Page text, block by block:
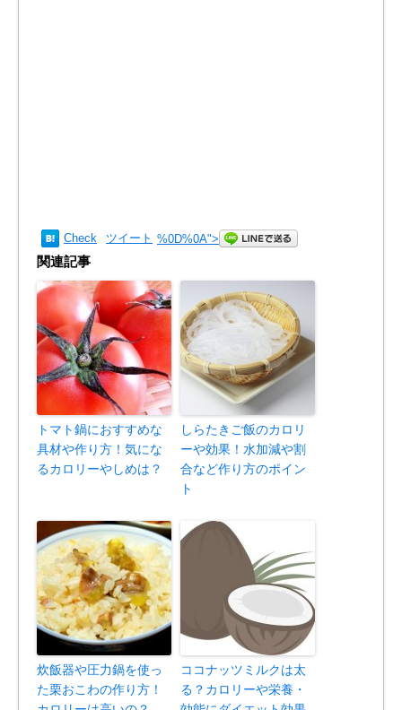
Check ツイート %0D%0A">
関連記事
トマト鍋におすすめな
具材や作り方！気にな
るカロリーやしめは？
しらたきご飯のカロリ
ーや効果！水加減や割
合など作り方のポイン
ト
炊飯器や圧力鍋を使っ
た栗おこわの作り方！
ココナッツミルクは太
る？カロリーや栄養・